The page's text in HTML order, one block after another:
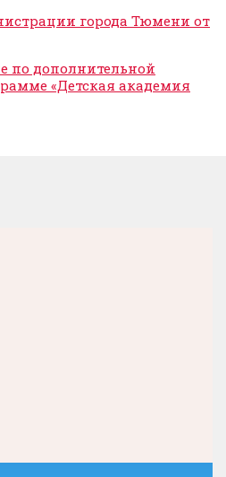
города Тюмени от
по дополнительной
«Детская академия